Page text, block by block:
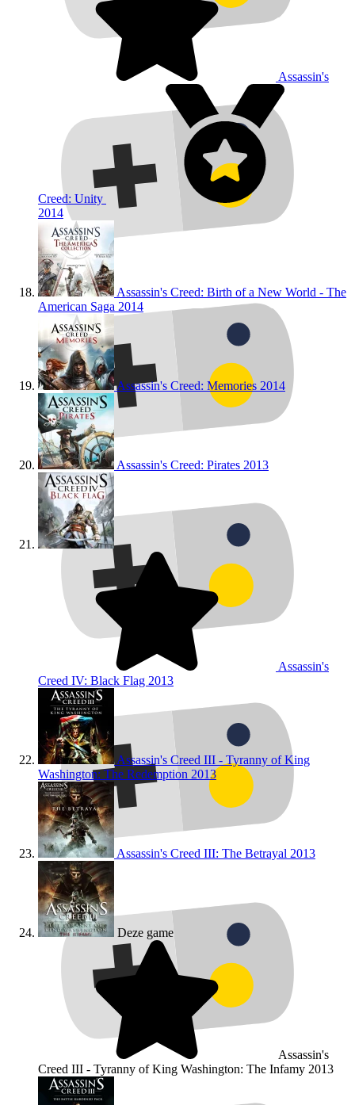
Assassin's
Creed: Unity
2014
Assassin's Creed: Birth of a New World - The
American Saga 2014
Assassin's Creed: Memories 2014
Assassin's Creed: Pirates 2013
Assassin's
Creed IV: Black Flag 2013
Assassin's Creed III - Tyranny of King
Washington: The Redemption 2013
Assassin's Creed III: The Betrayal 2013
Deze game
Assassin's
Creed III - Tyranny of King Washington: The Infamy 2013